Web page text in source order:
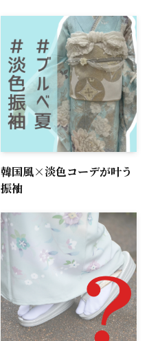
韓国風×淡色コーデが叶う
振袖